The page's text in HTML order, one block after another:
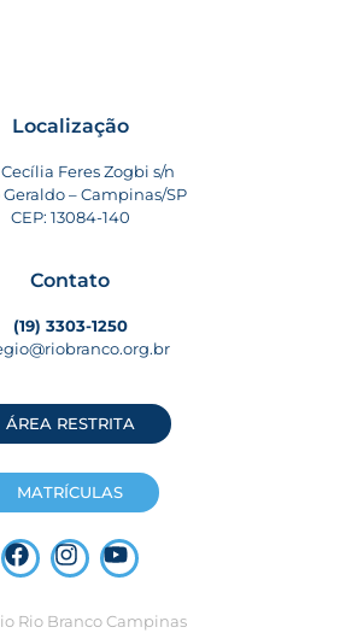
Localização
Feres Zogbi s/n
Geraldo – Campinas/SP
CEP: 13084-140
Contato
(19) 3303-1250
ÁREA RESTRITA
MATRÍCULAS
Rio Branco Campinas